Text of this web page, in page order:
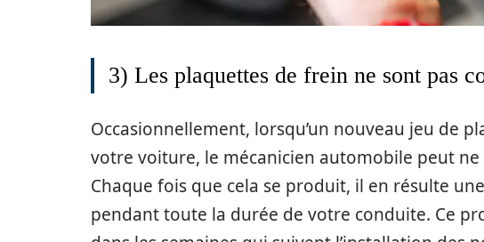
3) Les plaquettes de frein ne sont pas
Occasionnellement, lorsqu’un nouveau jeu de
votre voiture, le mécanicien automobile peut
Chaque fois que cela se produit, il en résulte
pendant toute la durée de votre conduite. Ce